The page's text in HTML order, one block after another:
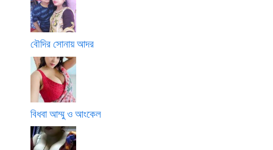
বৌদির সোনায় আদর
বিধবা আম্মু ও আংকেল